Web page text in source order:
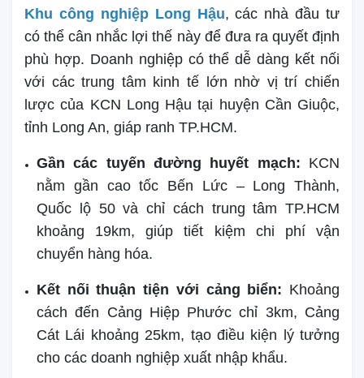
Khu công nghiệp Long Hậu, các nhà đầu tư
có thể cân nhắc lợi thế này để đưa ra quyết định
phù hợp. Doanh nghiệp có thể dễ dàng kết nối
với các trung tâm kinh tế lớn nhờ vị trí chiến
lược của KCN Long Hậu tại huyện Cần Giuộc,
tỉnh Long An, giáp ranh TP.HCM.
Gần các tuyến đường huyết mạch: KCN
nằm gần cao tốc Bến Lức – Long Thành,
Quốc lộ 50 và chỉ cách trung tâm TP.HCM
khoảng 19km, giúp tiết kiệm chi phí vận
chuyển hàng hóa.
Kết nối thuận tiện với cảng biển: Khoảng
cách đến Cảng Hiệp Phước chỉ 3km, Cảng
Cát Lái khoảng 25km, tạo điều kiện lý tưởng
cho các doanh nghiệp xuất nhập khẩu.